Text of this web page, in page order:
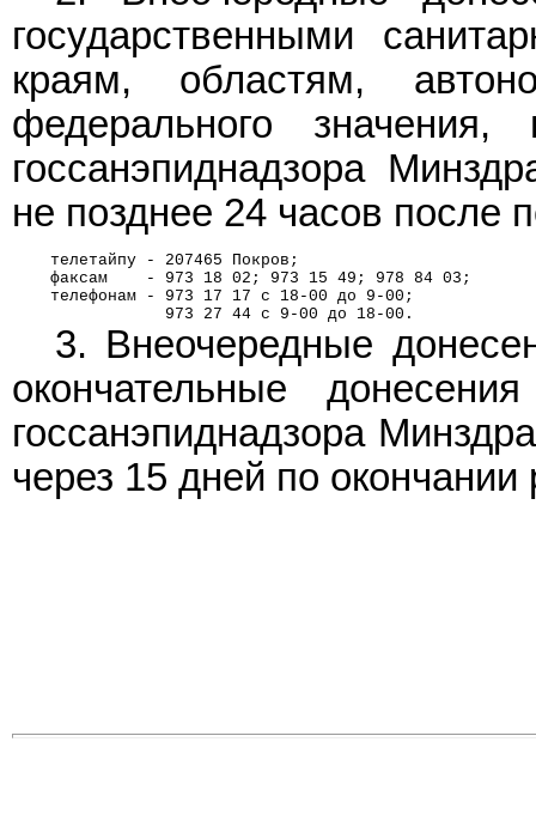
государственными
краям, областям,
федерального
госсанэпиднадзора
не позднее 24 часов после
    телетайпу - 207465 Покров;
    факсам    - 973 18 02; 973 15 49; 978 84 03;
    телефонам - 973 17 17 с 18-00 до 9-00;
                973 27 44 с 9-00 до 18-00.
3. Внеочередные
окончательные
госсанэпиднадзора
через 15 дней по